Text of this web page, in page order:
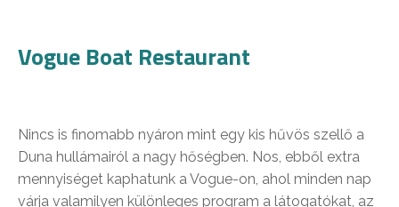
Vogue Boat Restaurant
Nincs is finomabb nyáron mint egy kis hűvös szellő a
Duna hullámairól a nagy hőségben. Nos, ebből extra
mennyiséget kaphatunk a Vogue-on, ahol minden nap
várja valamilyen különleges program a látogatókat, az